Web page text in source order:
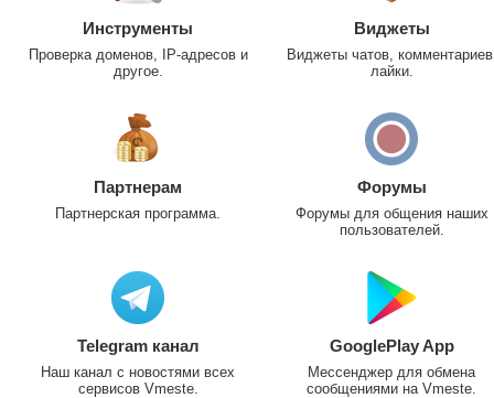
Инструменты
Проверка доменов, IP-адресов и
другое.
Виджеты
Виджеты чатов,
лайки.
Партнерам
Партнерская программа.
Форумы
Форумы для общения наших
пользователей.
Telegram канал
Наш канал с новостями всех
сервисов Vmeste.
GooglePlay App
Мессенджер для обмена
сообщениями на Vmeste.